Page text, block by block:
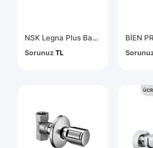
NSK Legna Plus Banyo Bataryası Krom N3033602
SorunuzTL